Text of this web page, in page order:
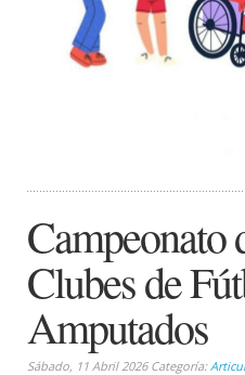
Campeonato
Clubes de
Amputados
Sábado, 11 Abril 2026 Categoría: